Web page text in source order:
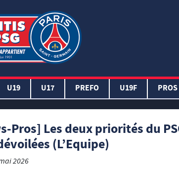
U19 U17 PREFO U19F PROS
Pros] Les deux priorités du
(L’Equipe)
2026